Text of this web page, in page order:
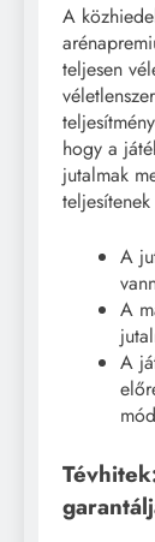
A
teljesen
hogy a
jutalmak
A
A
A